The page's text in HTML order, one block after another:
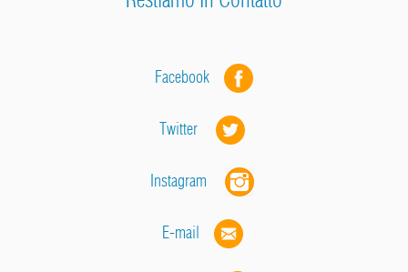
Facebook
Twitter
Instagram
E-mail